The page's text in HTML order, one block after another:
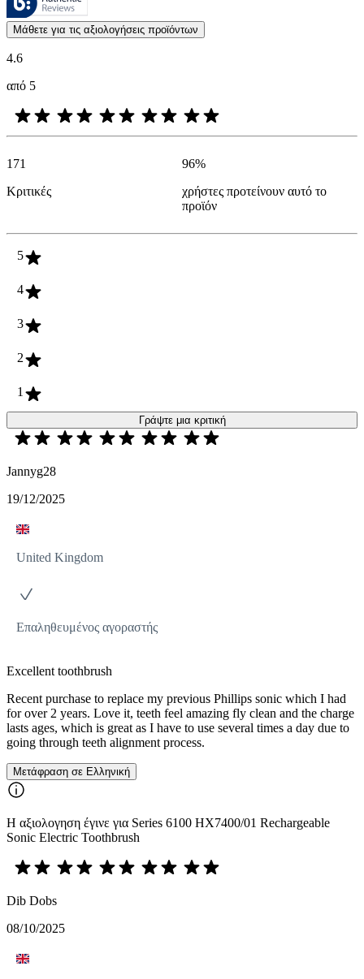
Οι απόψεις των πελατών με τη μορφή αξιολογήσεων προϊόντων και
Μάθετε για τις αξιολογήσεις προϊόντων
4.6
από 5
171
Κριτικές
96%
χρήστες προτείνουν αυτό το
προϊόν
5
4
3
2
1
Γράψτε μια κριτική
Jannyg28
19/12/2025
United Kingdom
Επαληθευμένος αγοραστής
Excellent toothbrush
Recent purchase to replace my previous Phillips sonic which I had
for over 2 years. Love it, teeth feel amazing fly clean and the charge
lasts ages, which is great as I have to use several times a day due to
going through teeth alignment process.
Μετάφραση σε Ελληνική
Η αξιολογηση έγινε για Series 6100 HX7400/01 Rechargeable
Sonic Electric Toothbrush
Dib Dobs
08/10/2025